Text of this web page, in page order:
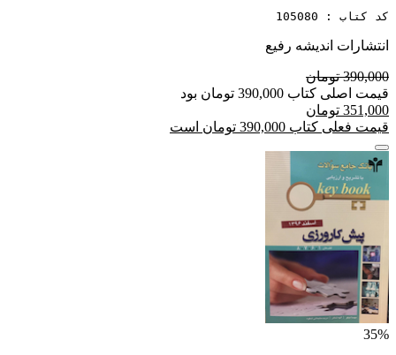
کد کتاب : 105080
انتشارات اندیشه رفیع
390,000 تومان
قیمت اصلی کتاب 390,000 تومان بود
351,000 تومان
قیمت فعلی کتاب 390,000 تومان است
35%